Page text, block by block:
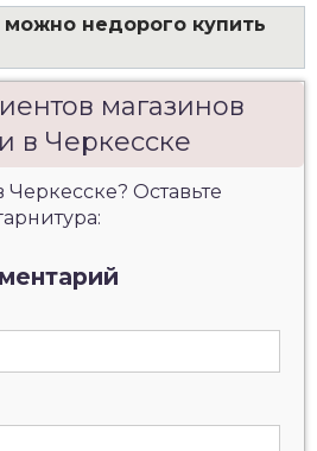
можно недорого купить
магазинов
в Черкесске
Оставьте